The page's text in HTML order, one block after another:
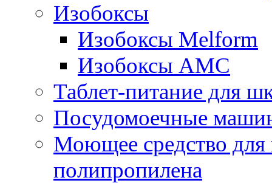
Изобоксы
Изобоксы Melform
Изобоксы AMC
Таблет-питание для
Посудомоечные
Моющее средство для
полипропилена